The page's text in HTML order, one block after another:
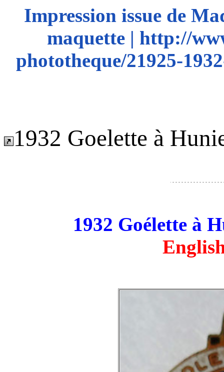
Impression issue de
maquette | http://
phototheque/21925-
1932 Goelette à
1932 Goélette à